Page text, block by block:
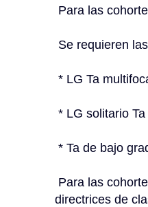
Para las
Se requieren
* LG Ta
* LG solitario
* Ta de bajo
directrices de